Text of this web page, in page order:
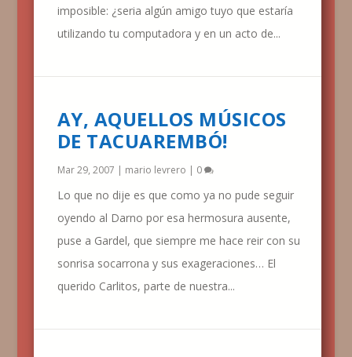
imposible: ¿seria algún amigo tuyo que estaría
utilizando tu computadora y en un acto de...
AY, AQUELLOS MÚSICOS
DE TACUAREMBÓ!
Mar 29, 2007 | mario levrero | 0
Lo que no dije es que como ya no pude seguir
oyendo al Darno por esa hermosura ausente,
puse a Gardel, que siempre me hace reir con su
sonrisa socarrona y sus exageraciones… El
querido Carlitos, parte de nuestra...